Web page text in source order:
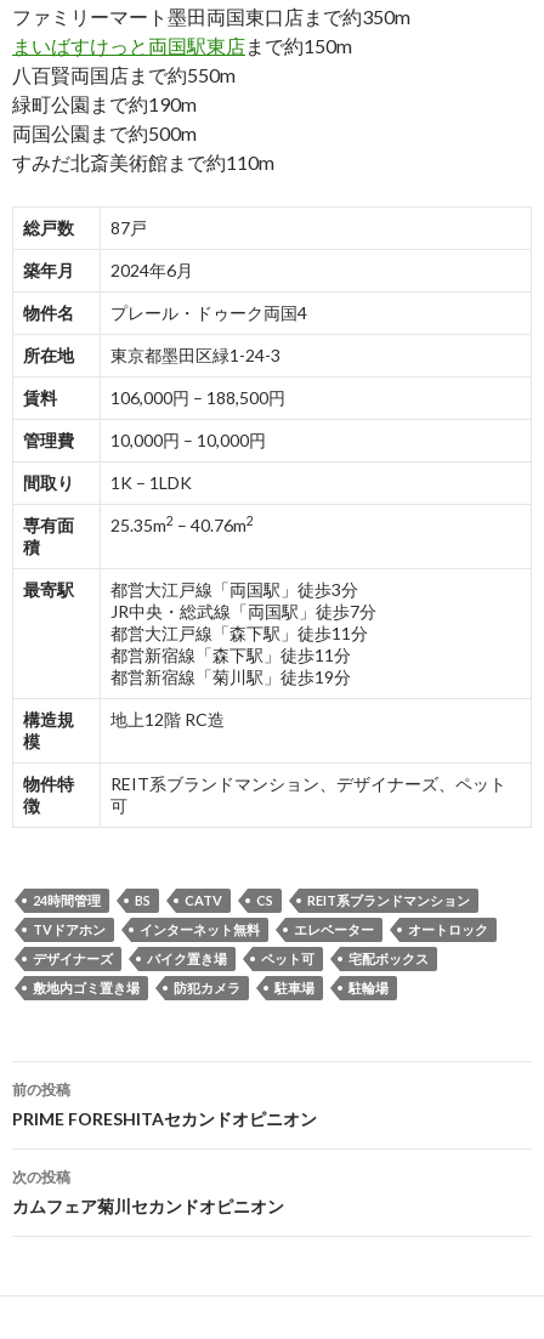
ファミリーマート墨田両国東口店まで約350m
まいばすけっと両国駅東店まで約150m
八百賢両国店まで約550m
緑町公園まで約190m
両国公園まで約500m
すみだ北斎美術館まで約110m
総戸数 87戸
築年月 2024年6月
物件名 プレール・ドゥーク両国4
所在地 東京都墨田区緑1-24-3
賃料 106,000円 – 188,500円
管理費 10,000円 – 10,000円
間取り 1K – 1LDK
専有面
積
25.35m2 – 40.76m2
最寄駅
都営大江戸線「両国駅」徒歩3分
JR中央・総武線「両国駅」徒歩7分
都営大江戸線「森下駅」徒歩11分
都営新宿線「森下駅」徒歩11分
都営新宿線「菊川駅」徒歩19分
構造規
模
地上12階 RC造
物件特
徴
REIT系ブランドマンション、デザイナーズ、ペット
可
24時間管理 BS CATV CS
REIT系ブランドマンション
TVドアホン
インターネット無料 エレベーター
オートロック
デザイナーズ
バイク置き場 ペット可
宅配ボックス
敷地内ゴミ置き場
防犯カメラ 駐車場 駐輪場
投
稿
ナ
ビ
ゲ
ー
前の投稿
PRIME FORESHITAセカンドオピニオン
次の投稿
カムフェア菊川セカンドオピニオン